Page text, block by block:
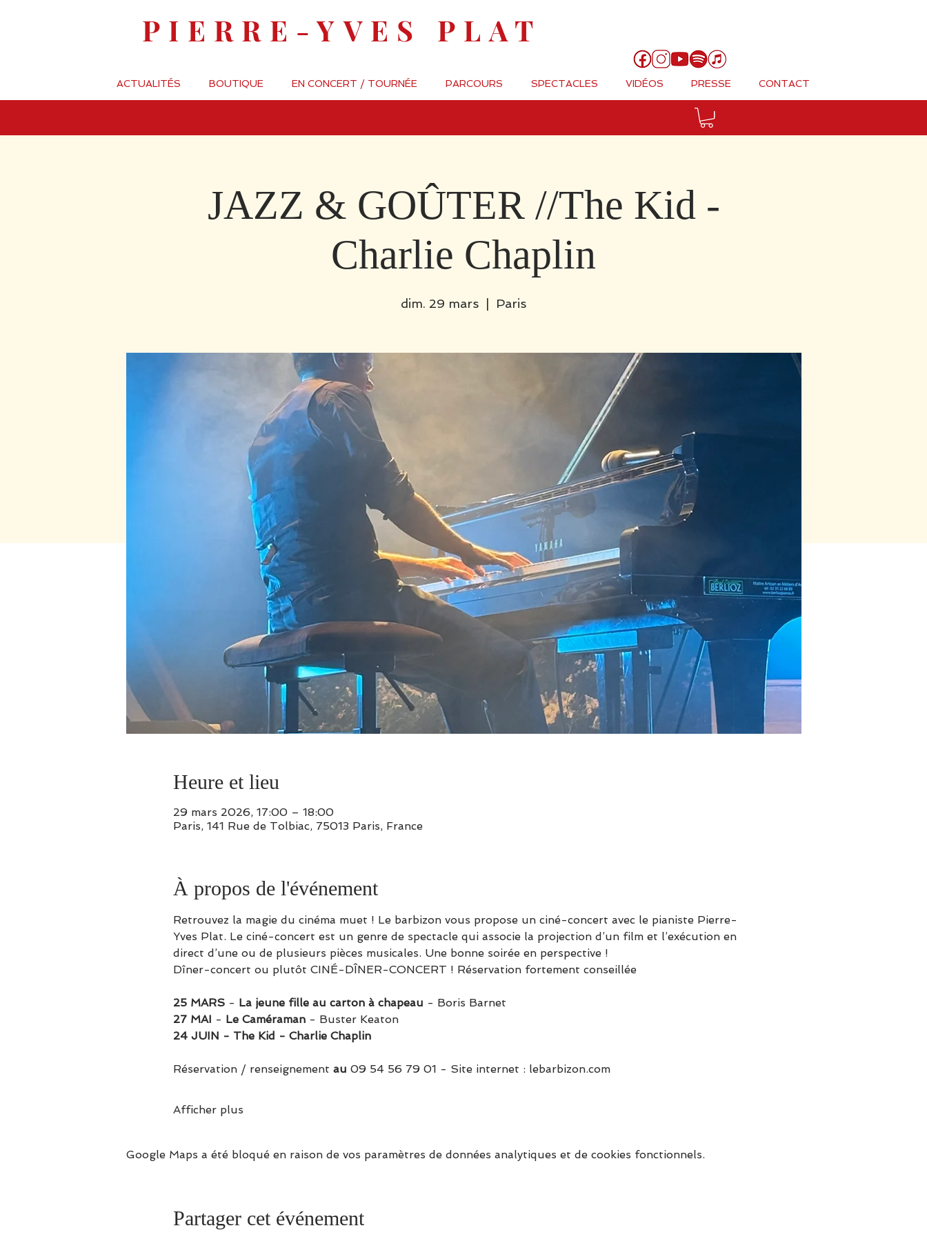
PIERRE-YVES PLAT
ACTUALITÉS BOUTIQUE EN CONCERT / TOURNÉE PARCOURS SPECTACLES VIDÉOS PRESSE CONTACT
JAZZ & GOÛTER //The Kid -
Charlie Chaplin
dim. 29 mars Paris
Heure et lieu
29 mars 2026, 17:00 – 18:00
Paris, 141 Rue de Tolbiac, 75013 Paris, France
À propos de l'événement
Retrouvez la magie du cinéma muet ! Le barbizon vous propose un ciné-concert avec le pianiste Pierre-
Yves Plat. Le ciné-concert est un genre de spectacle qui associe la projection d’un film et l’exécution en
direct d’une ou de plusieurs pièces musicales. Une bonne soirée en perspective !
Dîner-concert ou plutôt CINÉ-DÎNER-CONCERT ! Réservation fortement conseillée
25 MARS - La jeune fille au carton à chapeau - Boris Barnet
27 MAI - Le Caméraman - Buster Keaton
24 JUIN - The Kid - Charlie Chaplin
Réservation / renseignement au 09 54 56 79 01 - Site internet : lebarbizon.com
Afficher plus
Google Maps a été bloqué en raison de vos paramètres de données analytiques et de cookies fonctionnels.
Partager cet événement